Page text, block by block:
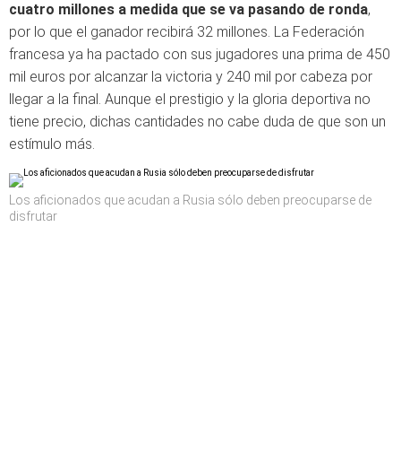
cuatro millones a medida que se va pasando de ronda,
por lo que el ganador recibirá 32 millones. La Federación
francesa ya ha pactado con sus jugadores una prima de 450
mil euros por alcanzar la victoria y 240 mil por cabeza por
llegar a la final. Aunque el prestigio y la gloria deportiva no
tiene precio, dichas cantidades no cabe duda de que son un
estímulo más.
Los aficionados que acudan a Rusia sólo deben preocuparse de
disfrutar